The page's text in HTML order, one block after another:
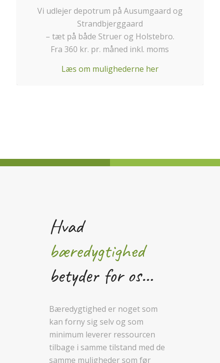
Vi udlejer depotrum på Ausumgaard og
Strandbjerggaard
– tæt på både Struer og Holstebro.
Fra 360 kr. pr. måned inkl. moms
Læs om mulighederne her
Hvad
bæredygtighed
betyder for os…
Bæredygtighed er noget som
kan forny sig selv og som
minimum leverer ressourcen
tilbage i samme tilstand med de
samme muligheder som før